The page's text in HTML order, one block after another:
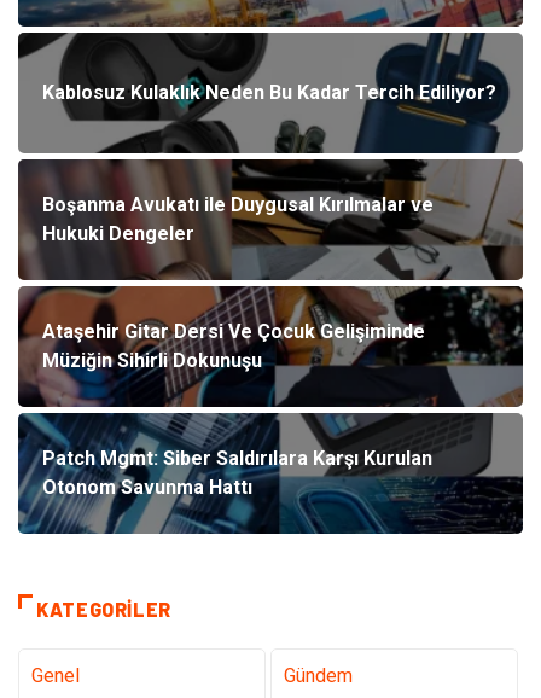
Kablosuz Kulaklık Neden Bu Kadar Tercih Ediliyor?
Boşanma Avukatı ile Duygusal Kırılmalar ve
Hukuki Dengeler
Ataşehir Gitar Dersi Ve Çocuk Gelişiminde
Müziğin Sihirli Dokunuşu
Patch Mgmt: Siber Saldırılara Karşı Kurulan
Otonom Savunma Hattı
KATEGORILER
Genel Gündem